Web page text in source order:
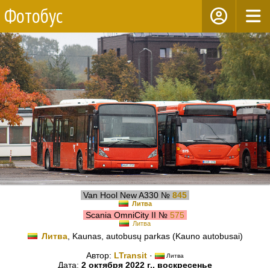
Фотобус
Van Hool New A330 № 845
Литва
Scania OmniCity II № 575
Литва
Литва, Kaunas, autobusų parkas (Kauno autobusai)
Автор: LTransit · Литва
Дата: 2 октября 2022 г., воскресенье